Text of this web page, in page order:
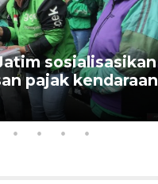
sosialisasikan
pajak kendaraan